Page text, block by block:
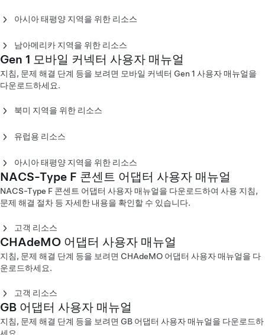
Mobile Connector Gen 3 Owner's Manual - Europe
Mobile Connector Gen 3 Owner's Manual - Europe
(Italiano)
Mobile Connector Gen 3 Owner’s Manual - Europe
(Latvija)
Mobile Connector Gen 3 Owner's Manual - Europe
Mobile Connector Gen 3 Owner's Manual - Europe (Norsk)
(Português)
(Slovenčina)
Mobile Connector Gen 3 Owner's Manual - Europe
(Suomi)
Mobile Connector Gen 3 Owner's Manual - Europe
(Svenska)
모바일 커넥터 Gen 2 사용자 매뉴얼 - 유럽(Dansk)
모바일 커넥터 Gen 2 사용자 매뉴얼 - 유럽(English)
모바일 커넥터 Gen 2 사용자 매뉴얼 - 유럽(Español)
모바일 커넥터 Gen 2 사용자 매뉴얼 - 유럽(Français)
모바일 커넥터 Gen 2 사용자 매뉴얼 - 유럽(Italiano)
모바일 커넥터 Gen 2 사용자 매뉴얼 - 유럽(Nederlands)
모바일 커넥터 Gen 2 사용자 매뉴얼 - 유럽(Português)
모바일 커넥터 Gen 2 사용자 매뉴얼 - 유럽(Svenska)
아시아 태평양 지역을 위한 리소스
모바일 커넥터 Gen 2 사용자 매뉴얼 - 중국(English)
모바일 커넥터 Gen 2 사용자 매뉴얼 - 중국(中文)
모바일 커넥터 Gen 2 사용자 매뉴얼 - 홍콩(English)
모바일 커넥터 Gen 2 사용자 매뉴얼 - 홍콩(繁體中文)
모바일 커넥터 Gen 2 사용자 매뉴얼 - 일본(English)
모바일 커넥터 Gen 2 사용자 매뉴얼 - 한국(English)
모바일 커넥터 Gen 2 사용자 매뉴얼 - 마카오(English)
모바일 커넥터 Gen 2 사용자 매뉴얼 - 뉴질랜드(English)
모바일 커넥터 Gen 2 사용자 매뉴얼 - 대만(English)
모바일 커넥터 Gen 2 사용자 매뉴얼 - 대만(台灣)
남아메리카 지역을 위한 리소스
모바일 커넥터 Gen 2 사용자 매뉴얼 - 콜롬비아(Español)
Gen 1 모바일 커넥터 사용자 매뉴얼
지침, 문제 해결 단계 등을 보려면 모바일 커넥터 Gen 1 사용자 매뉴얼을
다운로드하세요.
북미 지역을 위한 리소스
모바일 커넥터 Gen 1 사용자 매뉴얼 - 북미(English)
유선 모바일 커넥터
코드형 모바일 커넥터 Gen 1 사용자 매뉴얼 - 북미(English)
코드형 모바일 커넥터 Gen 1 사용자 매뉴얼 - 북미(Español)
유럽용 리소스
모바일 커넥터 Gen 1 사용자 매뉴얼 - 유럽(Dansk)
모바일 커넥터 Gen 1 사용자 매뉴얼 - 유럽(Deutsch)
모바일 커넥터 Gen 1 사용자 매뉴얼 - 유럽(English)
모바일 커넥터 Gen 1 사용자 매뉴얼 - 유럽(Italiano)
모바일 커넥터 Gen 1 사용자 매뉴얼 - 유럽(Norsk)
모바일 커넥터 Gen 1 사용자 매뉴얼 - 유럽(Suomi)
모바일 커넥터 Gen 1 사용자 매뉴얼 - 유럽(Svenska)
유선 모바일 커넥터
코드형 모바일 커넥터 Gen 1 사용자 매뉴얼 - 유럽(Català)
코드형 모바일 커넥터 Gen 1 사용자 매뉴얼 - 유럽(Čeština)
코드형 모바일 커넥터 Gen 1 사용자 매뉴얼 - 유럽(Dansk)
코드형 모바일 커넥터 Gen 1 사용자 매뉴얼 - 유럽(Deutsch)
아시아 태평양 지역을 위한 리소스
모바일 커넥터 Gen 1 사용자 매뉴얼 - 호주(English)
NACS-Type F 콘센트 어댑터 사용자 매뉴얼
NACS-Type F 콘센트 어댑터 사용자 매뉴얼을 다운로드하여 사용 지침,
문제 해결 절차 등 자세한 내용을 확인할 수 있습니다.
고객 리소스
NACS-Type F 콘센트 어댑터 사용자 매뉴얼(한국어)‎
CHAdeMO 어댑터 사용자 매뉴얼
지침, 문제 해결 단계 등을 보려면 CHAdeMO 어댑터 사용자 매뉴얼을 다
운로드하세요.
고객 리소스
CHAdeMO 어댑터 사용자 매뉴얼(Čeština)
CHAdeMO 어댑터 사용자 매뉴얼(Dansk)
CHAdeMO 어댑터 사용자 매뉴얼(Deutsch)
GB 어댑터 사용자 매뉴얼
지침, 문제 해결 단계 등을 보려면 GB 어댑터 사용자 매뉴얼을 다운로드하